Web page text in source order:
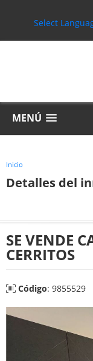
Select
MENÚ
Inicio
Detalles del
SE VENDE
CERRITOS
Código: 9855529